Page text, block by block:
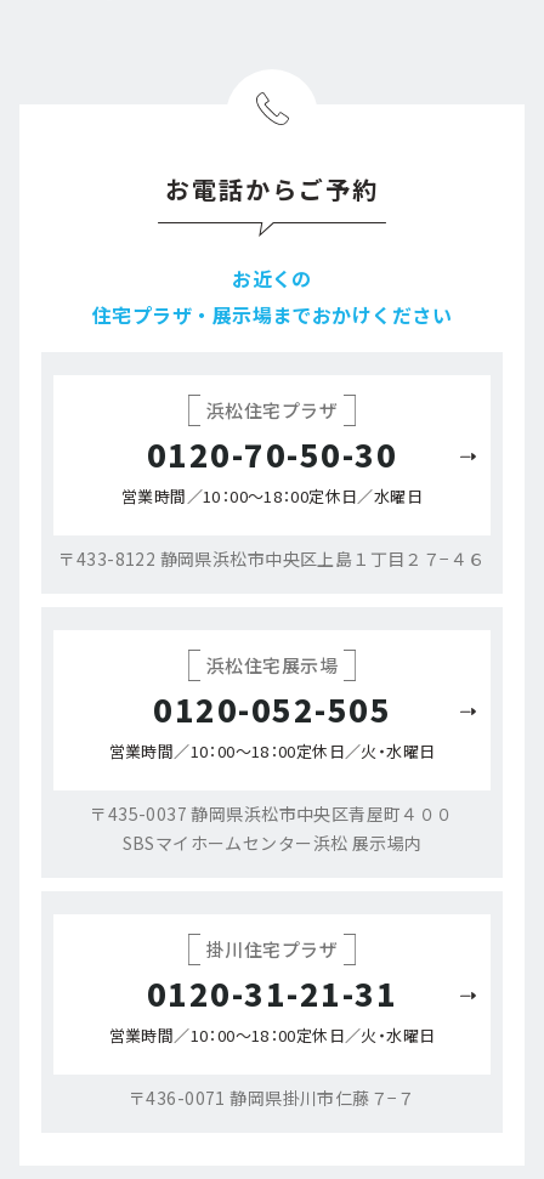
お電話からご予約
お近くの
住宅プラザ・展示場までおかけください
浜松住宅プラザ
0120-70-50-30
営業時間／10：00～18：00定休日／水曜日
〒433-8122 静岡県浜松市中央区上島１丁目２７−４６
浜松住宅展示場
0120-052-505
営業時間／10：00～18：00定休日／火・水曜日
〒435-0037 静岡県浜松市中央区青屋町４００
SBSマイホームセンター浜松 展示場内
掛川住宅プラザ
0120-31-21-31
営業時間／10：00～18：00定休日／火・水曜日
〒436-0071 静岡県掛川市仁藤７−７